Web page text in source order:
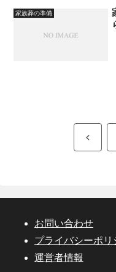
家族葬の準備
前
お問い合わせ
プライバシーポリ
運営者情報